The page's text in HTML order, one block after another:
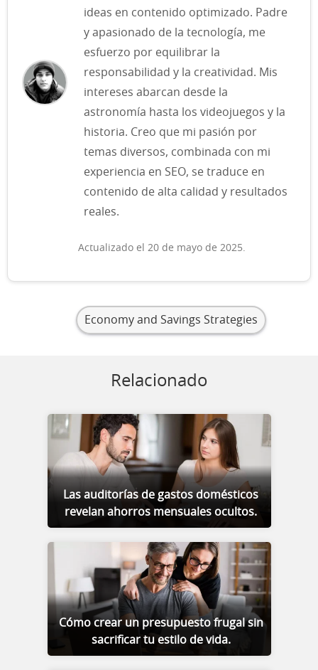
ideas en contenido optimizado. Padre
y apasionado de la tecnología, me
esfuerzo por equilibrar la
responsabilidad y la creatividad. Mis
intereses abarcan desde la
astronomía hasta los videojuegos y la
historia. Creo que mi pasión por
temas diversos, combinada con mi
experiencia en SEO, se traduce en
contenido de alta calidad y resultados
reales.
Actualizado el 20 de mayo de 2025.
Economy and Savings Strategies
Relacionado
Las auditorías de gastos domésticos
revelan ahorros mensuales ocultos.
Cómo crear un presupuesto frugal sin
sacrificar tu estilo de vida.